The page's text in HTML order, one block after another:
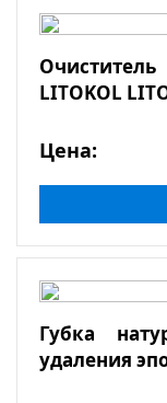
LITOKOL
Цена:
Губка
удаления